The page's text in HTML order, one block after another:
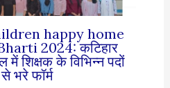
happy home
2024: कटिहार
में शिक्षक के विभिन्न पदों
भरे फॉर्म